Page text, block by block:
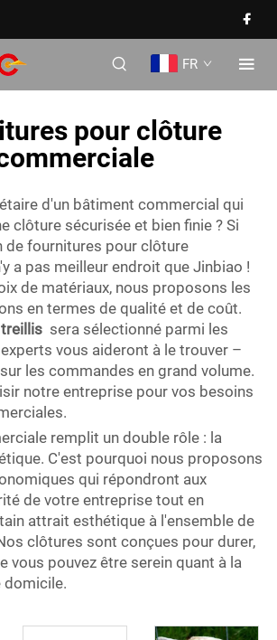
FR
pour clôture
d'un bâtiment commercial qui
clôture sécurisée et bien finie ? Si
de fournitures pour clôture
a pas meilleur endroit que Jinbiao !
de matériaux, nous proposons les
en termes de qualité et de coût.
sera sélectionné parmi les
vous aideront à le trouver –
les commandes en grand volume.
notre entreprise pour vos besoins
remplit un double rôle : la
C'est pourquoi nous proposons
qui répondront aux
de votre entreprise tout en
attrait esthétique à l'ensemble de
clôtures sont conçues pour durer,
vous pouvez être serein quant à la
domicile.